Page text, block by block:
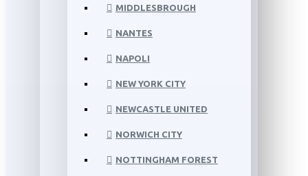
MIDDLESBROUGH
NANTES
NAPOLI
NEW YORK CITY
NEWCASTLE UNITED
NORWICH CITY
NOTTINGHAM FOREST